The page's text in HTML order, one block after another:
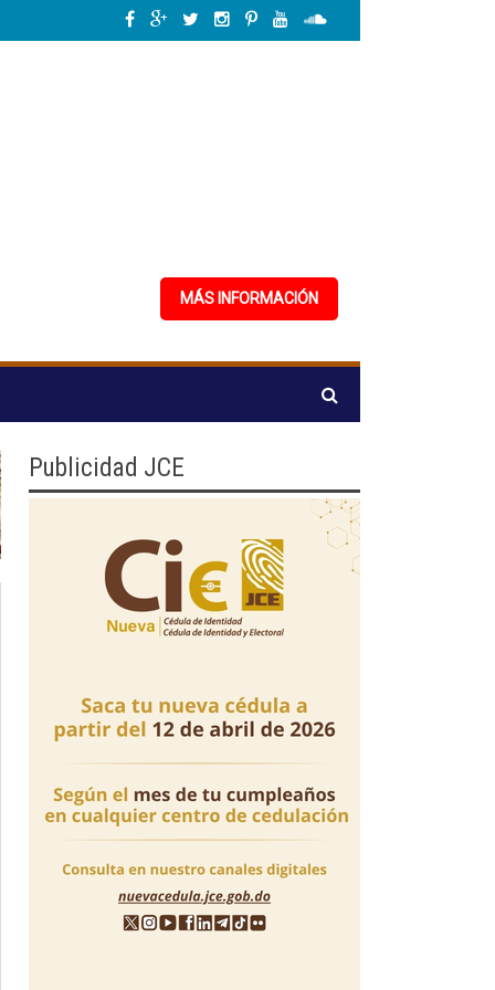
de los Santos: "El nuevo Código Penal actualiza la legislación y
MÁS INFORMACIÓN
Publicidad JCE